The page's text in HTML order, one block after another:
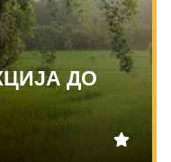
ДО